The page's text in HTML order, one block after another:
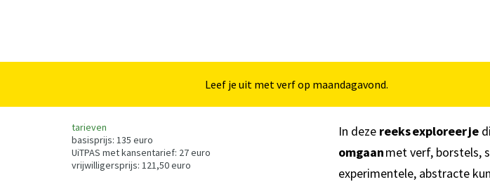
Leef je uit met verf op maandagavond.
In deze reeks exploreer je
omgaanmet verf, borstels,
experimentele, abstracte
tarieven
basisprijs: 135 euro
UiTPAS met kansentarief: 27 euro
vrijwilligersprijs: 121,50 euro